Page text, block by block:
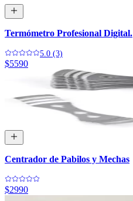
Termómetro Profesional Digital.
5.0 (3)
$5590
Centrador de Pabilos y Mechas
$2990